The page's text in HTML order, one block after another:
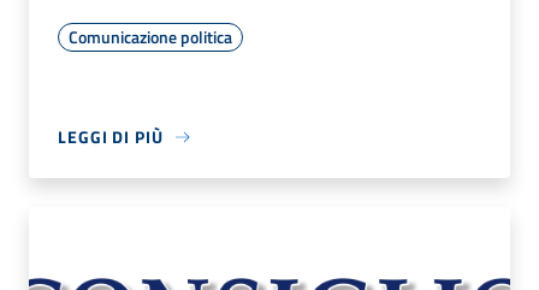
Comunicazione politica
LEGGI DI PIÙ